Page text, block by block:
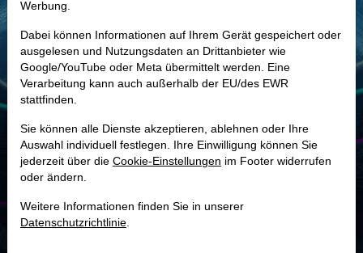
- - -
-
Marktkapitalisierung 187,76 Mrd. USD
Unternehmenswert
Umsatz 23,92 Mrd. USD
45.2 %
Werbung.
Dabei können Informationen auf Ihrem Gerät gespeichert oder
ausgelesen und Nutzungsdaten an Drittanbieter wie
Google/YouTube oder Meta übermittelt werden. Eine
Verarbeitung kann auch außerhalb der EU/des EWR
stattfinden.
Sie können alle Dienste akzeptieren, ablehnen oder Ihre
Auswahl individuell festlegen. Ihre Einwilligung können Sie
jederzeit über die Cookie-Einstellungen im Footer widerrufen
oder ändern.
Weitere Informationen finden Sie in unserer
Datenschutzrichtlinie.